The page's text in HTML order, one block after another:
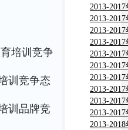
培训竞争
训竞争态
训品牌竞
测及投资
2013-
监测及投
2013-
监测及投
2013-
监测及投
2013-
市场现状
报告
2013-
习产品市
究报告
2013-
分析及投
2013-
需分析及
2013-
竞争力分
告
2013-
分析及投
2013-
竞争力分
2013-